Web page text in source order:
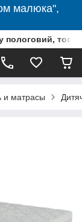
малюка",
пологовий,
и матрасы